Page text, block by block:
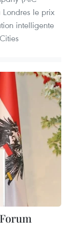
Londres le prix
intelligente